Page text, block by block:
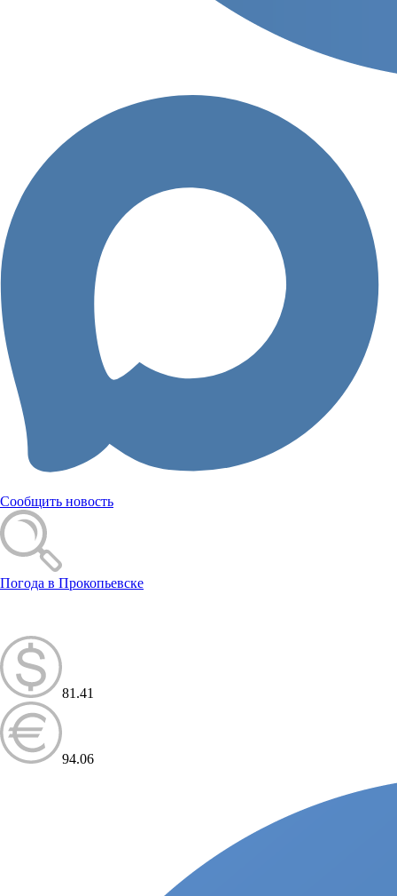
Сообщить новость
Погода в Прокопьевске
81.41
94.06